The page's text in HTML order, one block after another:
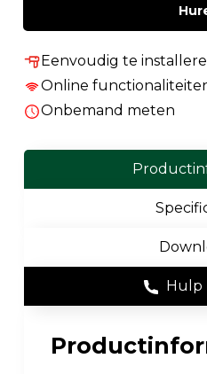
Eenvoudig te
Online
Onbemand meten
Hulp